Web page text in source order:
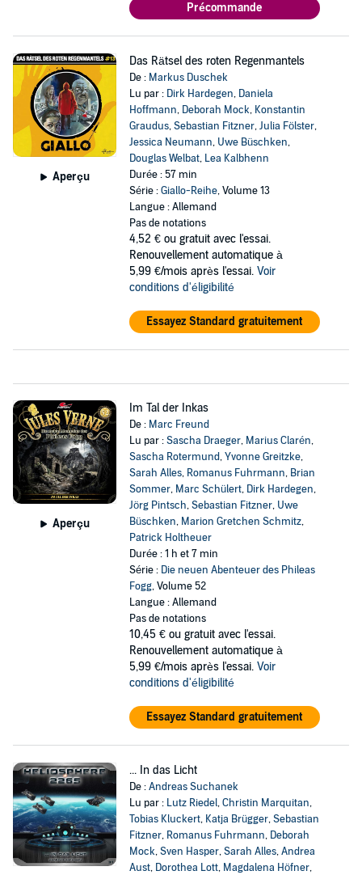
Précommande
Aperçu
Das Rätsel des roten Regenmantels
De : Markus Duschek
Lu par : Dirk Hardegen, Daniela
Hoffmann, Deborah Mock, Konstantin
Graudus,Sebastian Fitzner,Julia Fölster,
Jessica Neumann, Uwe Büschken,
Douglas Welbat, Lea Kalbhenn
Durée : 57 min
Série :Giallo-Reihe, Volume 13
Langue : Allemand
Pas de notations
4,52 € ou gratuit avec l'essai.
Renouvellement automatique à
5,99 €/mois après l'essai. Voir
conditions d'éligibilité
Essayez Standard gratuitement
Aperçu
Im Tal der Inkas
De : Marc Freund
Lu par :Sascha Draeger, Marius Clarén,
Sascha Rotermund,Yvonne Greitzke,
Sarah Alles, Romanus Fuhrmann, Brian
Sommer, Marc Schülert, Dirk Hardegen,
Jörg Pintsch,Sebastian Fitzner, Uwe
Büschken, Marion Gretchen Schmitz,
Patrick Holtheuer
Durée : 1 h et 7 min
Série : Die neuen Abenteuer des Phileas
Fogg, Volume 52
Langue : Allemand
Pas de notations
10,45 € ou gratuit avec l'essai.
Renouvellement automatique à
5,99 €/mois après l'essai. Voir
conditions d'éligibilité
Essayez Standard gratuitement
... In das Licht
De :Andreas Suchanek
Lu par : Lutz Riedel,Christin Marquitan,
Tobias Kluckert, Katja Brügger,Sebastian
Fitzner, Romanus Fuhrmann, Deborah
Mock,Sven Hasper,Sarah Alles,Andrea
Aust, Dorothea Lott, Magdalena Höfner,